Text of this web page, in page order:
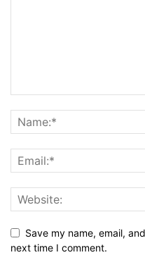
Save my name, email,
next time I comment.